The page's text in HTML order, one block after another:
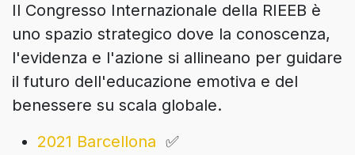
Il Congresso Internazionale della RIEEB è
uno spazio strategico dove la conoscenza,
l'evidenza e l'azione si allineano per guidare
il futuro dell'educazione emotiva e del
benessere su scala globale.
2021 Barcellona ✅